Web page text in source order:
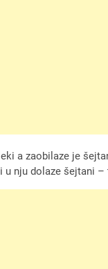
a zaobilaze je
dolaze šejtani –